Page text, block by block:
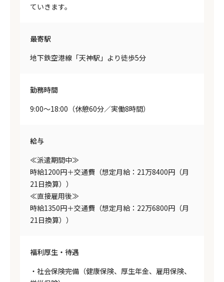
ていきます。
最寄駅
地下鉄空港線「天神駅」より徒歩5分
勤務時間
9:00〜18:00（休憩60分／実働8時間）
給与
≪派遣期間中≫
時給1200円＋交通費（想定月給：21万8400円（月
21日換算））
≪直接雇用後≫
時給1350円＋交通費（想定月給：22万6800円（月
21日換算））
福利厚生・待遇
・社会保険完備（健康保険、厚生年金、雇用保険、